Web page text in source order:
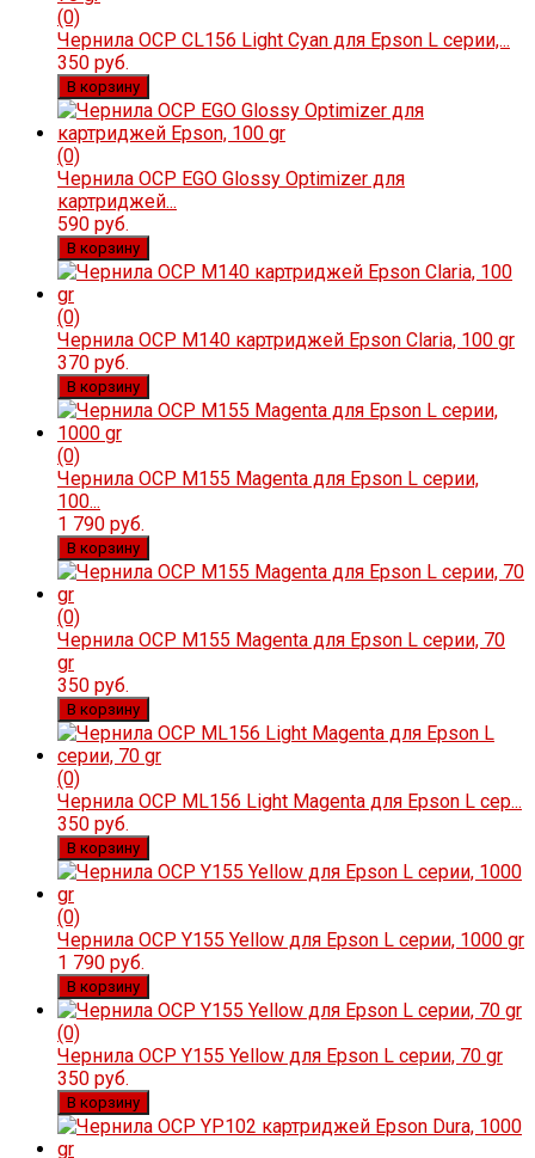
(0)
Чернила OCP CL156 Light Cyan для Epson L серии,...
350 руб.
В корзину
(0)
Чернила OCP EGO Glossy Optimizer для
картриджей...
590 руб.
В корзину
(0)
Чернила OCP M140 картриджей Epson Claria, 100 gr
370 руб.
В корзину
(0)
Чернила OCP M155 Magenta для Epson L серии,
100...
1 790 руб.
В корзину
(0)
Чернила OCP M155 Magenta для Epson L серии, 70
gr
350 руб.
В корзину
(0)
Чернила OCP ML156 Light Magenta для Epson L сер...
350 руб.
В корзину
(0)
Чернила OCP Y155 Yellow для Epson L серии, 1000 gr
1 790 руб.
В корзину
(0)
Чернила OCP Y155 Yellow для Epson L серии, 70 gr
350 руб.
В корзину